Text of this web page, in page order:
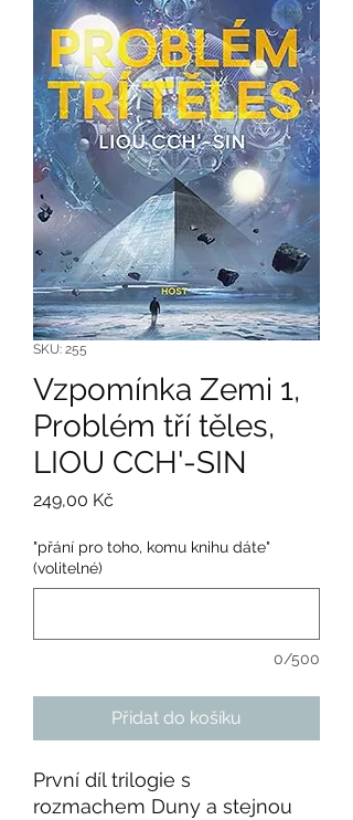
SKU: 255
Vzpomínka Zemi 1,
Problém tří těles,
LIOU CCH'-SIN
249,00 Kč
"přání pro toho, komu knihu dáte"
(volitelné)
0/500
Přidat do košíku
První díl trilogie s
rozmachem Duny a stejnou